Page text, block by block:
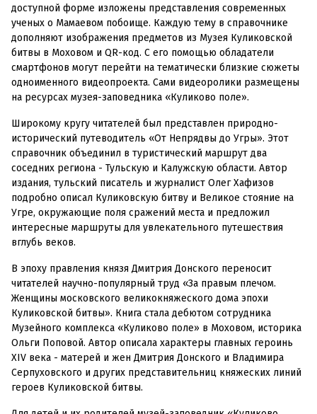
доступной форме изложены представления современных
ученых о Мамаевом побоище. Каждую тему в справочнике
дополняют изображения предметов из Музея Куликовской
битвы в Моховом и QR-код. С его помощью обладатели
смартфонов могут перейти на тематически близкие сюжеты
одноименного видеопроекта. Сами видеоролики размещены
на ресурсах музея-заповедника «Куликово поле».
Широкому кругу читателей был представлен природно-
исторический путеводитель «От Непрядвы до Угры». Этот
справочник объединил в туристический маршрут два
соседних региона - Тульскую и Калужскую области. Автор
издания, тульский писатель и журналист Олег Хафизов
подробно описал Куликовскую битву и Великое стояние на
Угре, окружающие поля сражений места и предложил
интересные маршруты для увлекательного путешествия
вглубь веков.
В эпоху правления князя Дмитрия Донского переносит
читателей научно-популярный труд «За правым плечом.
Женщины московского великокняжеского дома эпохи
Куликовской битвы». Книга стала дебютом сотрудника
Музейного комплекса «Куликово поле» в Моховом, историка
Ольги Поповой. Автор описала характеры главных героинь
XIV века - матерей и жен Дмитрия Донского и Владимира
Серпуховского и других представительниц княжеских линий
героев Куликовской битвы.